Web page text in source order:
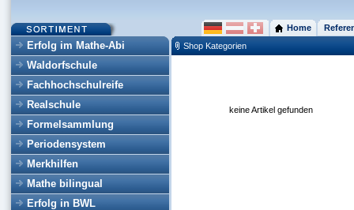
Erfolg im Mathe-Abi
Waldorfschule
Fachhochschulreife
Realschule
Formelsammlung
Periodensystem
Merkhilfen
Mathe bilingual
Erfolg in BWL
Home
Shop Kategorien
keine Artikel gefunden